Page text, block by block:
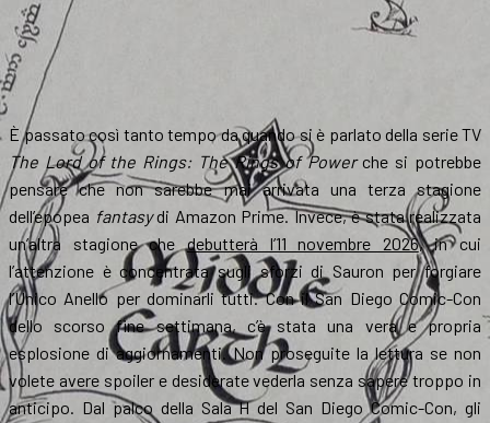
È passato così tanto tempo da quando si è parlato della serie TV
The Lord of the Rings: The Rings of Powerche si potrebbe
pensare che non sarebbe mai arrivata una terza stagione
dell’epopea fantasydi Amazon Prime. Invece, è stata realizzata
un’altra stagione chedebutterà l’11 novembre 2026, in cui
l’attenzione è concentrata sugli sforzi di Sauron per forgiare
l’Unico Anello per dominarli tutti. Con il San Diego Comic-Con
dello scorso fine settimana, c’è stata una vera e propria
esplosione di aggiornamenti. Non proseguite la lettura se non
volete avere spoiler e desiderate vederla senza sapere troppo in
anticipo. Dal palco della Sala H del San Diego Comic-Con, gli